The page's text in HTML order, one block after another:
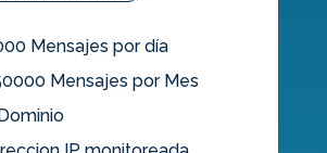
Mensajes por día
Mensajes por Mes